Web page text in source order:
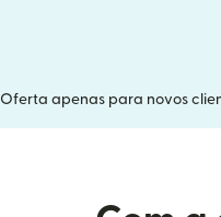
Oferta apenas para novos